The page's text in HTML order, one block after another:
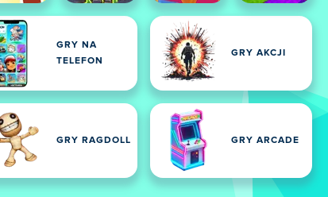
GRY NA
TELEFON
GRY AKCJI
GRY RAGDOLL GRY ARCADE